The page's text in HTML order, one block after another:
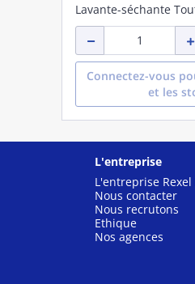
Connectez-vous
et les
L'entreprise
L'entreprise Rexel
Nous contacter
Nous recrutons
Ethique
Nos agences